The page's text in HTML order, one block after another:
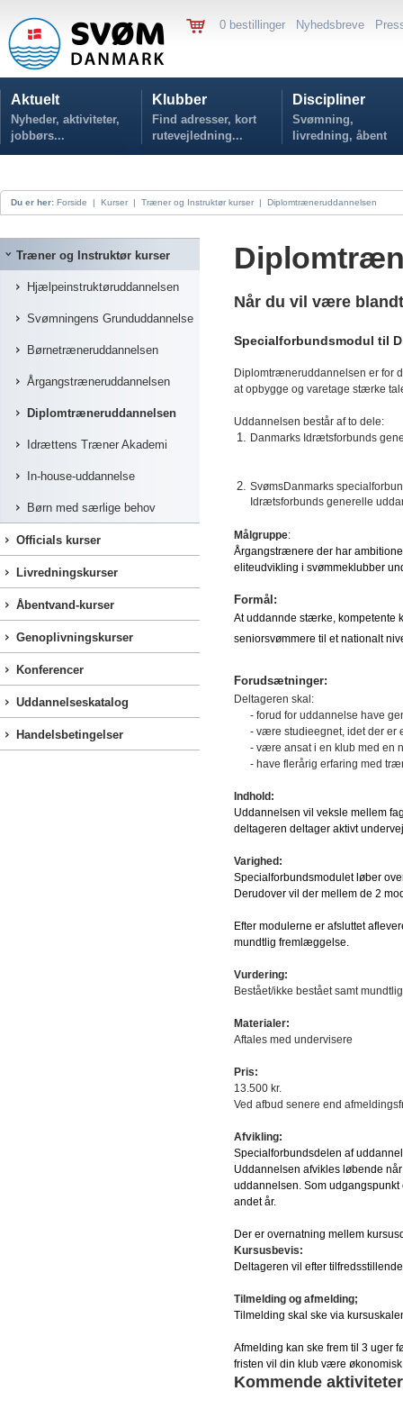
0 bestillinger Nyhedsbreve
Aktuelt
Nyheder, aktiviteter,
jobbørs...
Klubber
Find adresser, kort
rutevejledning...
Discipliner
Svømning,
livredning, åbent
vand...
Du er her: Forside | Kurser | Træner og Instruktør kurser | Diplomtræneruddannelsen
Træner og Instruktør kurser
Hjælpeinstruktøruddannelsen
Svømningens Grunduddannelse
Børnetræneruddannelsen
Årgangstræneruddannelsen
Diplomtræneruddannelsen
Idrættens Træner Akademi
In-house-uddannelse
Børn med særlige behov
Officials kurser
Livredningskurser
Åbentvand-kurser
Genoplivningskurser
Konferencer
Uddannelseskatalog
Handelsbetingelser
Når du vil være
Specialforbundsmodul til
Diplomtræneruddannelsen er for
at opbygge og varetage stærke
Uddannelsen består af to dele:
Danmarks Idrætsforbunds
SvømsDanmarks
Idrætsforbunds
Målgruppe:
Årgangstrænere der har
eliteudvikling i svømmeklubber
Formål:
At uddannde stærke, kompetente
seniorsvømmere til et nationalt
Forudsætninger:
Deltageren skal:
- forud for uddannelse have
- være studieegnet, idet der er
- være ansat i en klub med en
- have flerårig erfaring med
Indhold:
Uddannelsen vil veksle mellem
deltageren deltager aktivt
Varighed:
Specialforbundsmodulet løber
Derudover vil der mellem de 2
Efter modulerne er afsluttet
mundtlig fremlæggelse.
Vurdering:
Bestået/ikke bestået samt
Materialer:
Aftales med undervisere
Pris:
13.500 kr.
Ved afbud senere end
Afvikling:
Specialforbundsdelen af
Uddannelsen afvikles løbende
uddannelsen. Som
andet år.
Der er overnatning mellem
Kursusbevis:
Deltageren vil efter
Tilmelding og afmelding;
Tilmelding skal ske via
Afmelding kan ske frem til 3 uger
fristen vil din klub være
Kommende aktiviteter